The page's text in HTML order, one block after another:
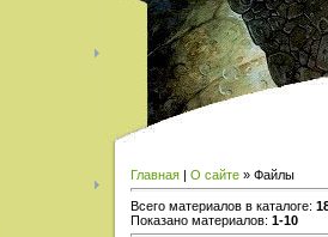
Главная | О сайте » Файлы
Всего материалов в каталоге:
Показано материалов: 1-10